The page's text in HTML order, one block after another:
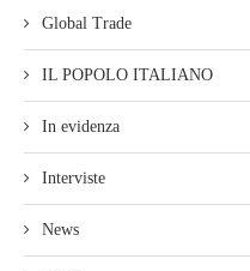
Global Trade
IL POPOLO ITALIANO
In evidenza
Interviste
News